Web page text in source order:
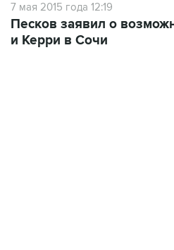
7 мая 2015 года 12:19
Песков заявил о
и Керри в Сочи